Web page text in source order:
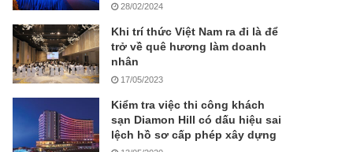
28/02/2024
Khi trí thức Việt Nam ra đi là để
trở về quê hương làm doanh
nhân
17/05/2023
Kiểm tra việc thi công khách
sạn Diamon Hill có dấu hiệu sai
lệch hồ sơ cấp phép xây dựng